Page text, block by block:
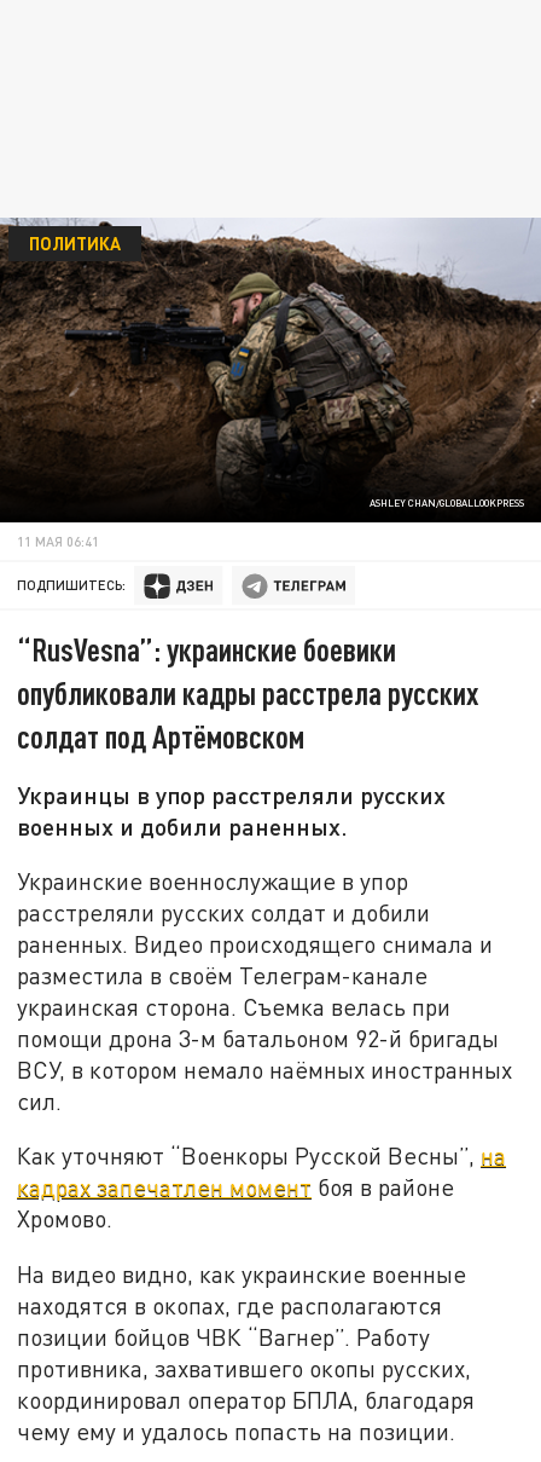
ASHLEY CHAN/GLOBALLOOKPRESS
ПОЛИТИКА
11 МАЯ 06:41
ПОДПИШИТЕСЬ:
“RusVesna”: украинские боевики
опубликовали кадры расстрела русских
солдат под Артёмовском
Украинцы в упор расстреляли русских
военных и добили раненных.
Украинские военнослужащие в упор
расстреляли русских солдат и добили
раненных. Видео происходящего снимала и
разместила в своём Телеграм-канале
украинская сторона. Съемка велась при
помощи дрона 3-м батальоном 92-й бригады
ВСУ, в котором немало наёмных иностранных
сил.
Как уточняют “Военкоры Русской Весны”, на
кадрах запечатлен момент боя в районе
Хромово.
На видео видно, как украинские военные
находятся в окопах, где располагаются
позиции бойцов ЧВК “Вагнер”. Работу
противника, захватившего окопы русских,
координировал оператор БПЛА, благодаря
чему ему и удалось попасть на позиции.